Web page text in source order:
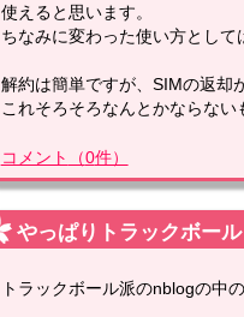
使えると思います。
ちなみに変わった使い方とし
解約は簡単ですが、SIMの返却
これそろそろなんとかならない
コメント （0件）
やっぱりトラックボール
トラックボール派のnblogの中の